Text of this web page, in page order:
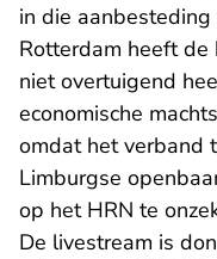
in die
Rotterdam heeft de
niet overtuigend
economische
omdat het verband
Limburgse
op het HRN te
De livestream is